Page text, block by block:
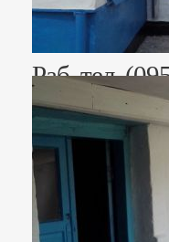
Раб. тел.
+38 (06153)